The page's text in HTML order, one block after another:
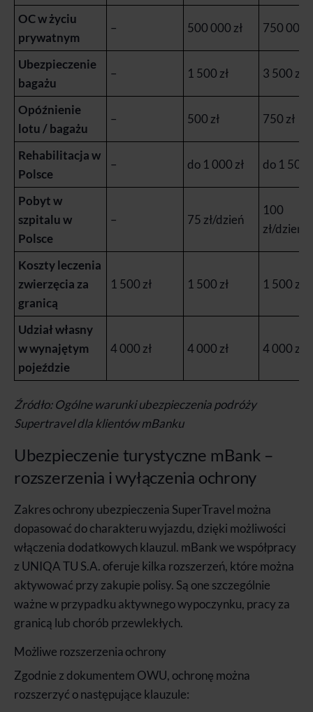
OC w życiu
prywatnym
– 500 000 zł 750 000
Ubezpieczenie
bagażu
– 1 500 zł 3 500 zł
Opóźnienie
lotu / bagażu
– 500 zł 750 zł
Rehabilitacja w
Polsce
– do 1 000 zł do 1 500
Pobyt w
szpitalu w
Polsce
– 75 zł/dzień
100
zł/dzień
Koszty leczenia
zwierzęcia za
granicą
1 500 zł 1 500 zł 1 500 zł
Udział własny
w wynajętym
pojeździe
4 000 zł 4 000 zł 4 000 zł
Źródło: Ogólne warunki ubezpieczenia podróży
Supertravel dla klientów mBanku
Ubezpieczenie turystyczne mBank –
rozszerzenia i wyłączenia ochrony
Zakres ochrony ubezpieczenia SuperTravel można
dopasować do charakteru wyjazdu, dzięki możliwości
włączenia dodatkowych klauzul. mBank we współpracy
z UNIQA TU S.A. oferuje kilka rozszerzeń, które można
aktywować przy zakupie polisy. Są one szczególnie
ważne w przypadku aktywnego wypoczynku, pracy za
granicą lub chorób przewlekłych.
Możliwe rozszerzenia ochrony
Zgodnie z dokumentem OWU, ochronę można
rozszerzyć o następujące klauzule: